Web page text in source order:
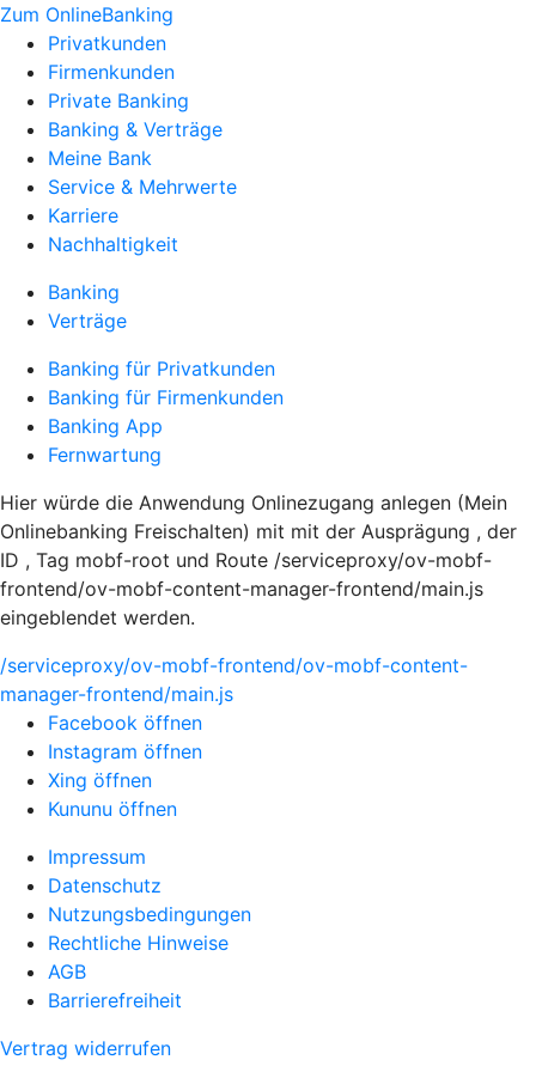
Zum OnlineBanking
Privatkunden
Firmenkunden
Private Banking
Banking & Verträge
Meine Bank
Service & Mehrwerte
Karriere
Nachhaltigkeit
Banking
Verträge
Banking für Privatkunden
Banking für Firmenkunden
Banking App
Fernwartung
Hier würde die Anwendung Onlinezugang anlegen (Mein
Onlinebanking Freischalten) mit mit der Ausprägung , der
ID , Tag mobf-root und Route /serviceproxy/ov-mobf-
frontend/ov-mobf-content-manager-frontend/main.js
eingeblendet werden.
/serviceproxy/ov-mobf-frontend/ov-mobf-content-
manager-frontend/main.js
Facebook öffnen
Instagram öffnen
Xing öffnen
Kununu öffnen
Impressum
Datenschutz
Nutzungsbedingungen
Rechtliche Hinweise
AGB
Barrierefreiheit
Vertrag widerrufen